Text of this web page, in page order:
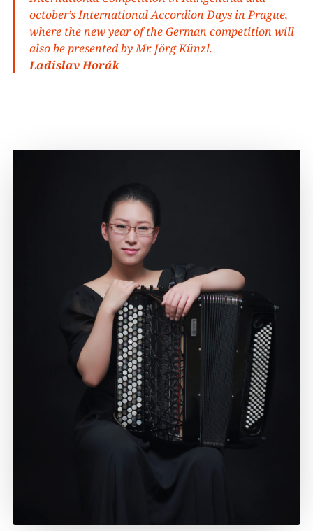
october’s International Accordion Days in Prague,
where the new year of the German competition will
also be presented by Mr. Jörg Künzl.
Ladislav Horák